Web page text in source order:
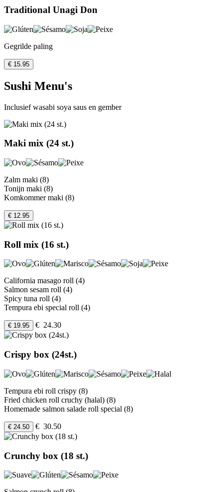
Traditional Unagi Don
Gegrilde paling
€ 15.95
Sushi Menu's
Inclusief wasabi soya saus en gember
Maki mix (24 st.)
Zalm maki (8)
Tonijn maki (8)
Komkommer maki (8)
€ 12.95
Roll mix (16 st.)
California masago roll (4)
Salmon sesam roll (4)
Spicy tuna roll (4)
Tempura ebi special roll (4)
€ 19.95 € 24.30
Crispy box (24st.)
Tempura ebi roll crispy (8)
Fried chicken roll cruchy (halal) (8)
Homemade salmon salade roll special (8)
€ 24.50 € 30.50
Crunchy box (18 st.)